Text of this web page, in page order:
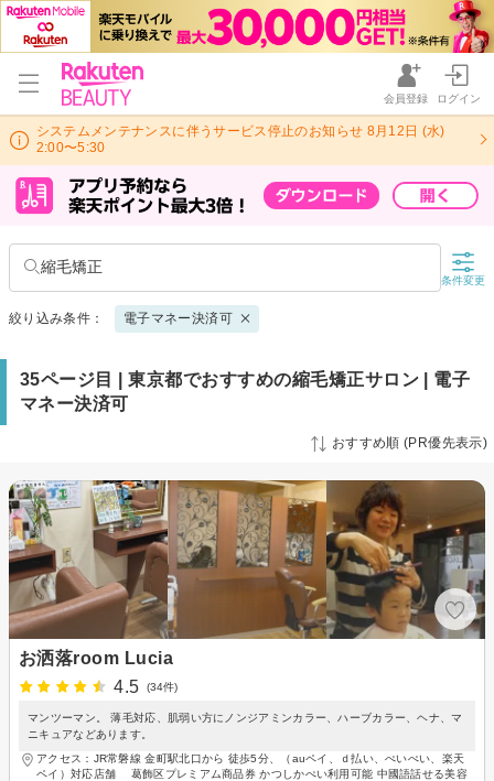
会員登録 ログイン
システムメンテナンスに伴うサービス停止のお知らせ 8月12日 (水)
2:00〜5:30
縮毛矯正
条件変更
絞り込み条件： 電子マネー決済可
35ページ目 | 東京都でおすすめの縮毛矯正サロン | 電子
マネー決済可
おすすめ順 (PR優先表示)
お洒落room Lucia
4.5
(34件)
マンツーマン。 薄毛対応、肌弱い方にノンジアミンカラー、ハーブカラー、ヘナ、マ
ニキュアなどあります。
アクセス：JR常磐線 金町駅北口から 徒歩5分、（auペイ、ｄ払い、ぺいぺい、楽天
ペイ）対応店舗 葛飾区プレミアム商品券 かつしかぺい利用可能 中國語話せる美容